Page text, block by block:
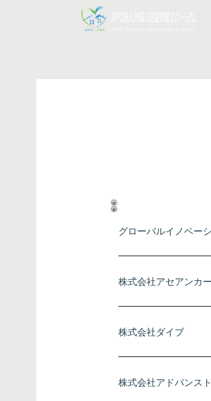
工藤国際社会保険労
小倉越子
株式会社ダイブ
グローバルイノベー
株式会社アセアンカ
株式会社ダイブ
株式会社アドバンス